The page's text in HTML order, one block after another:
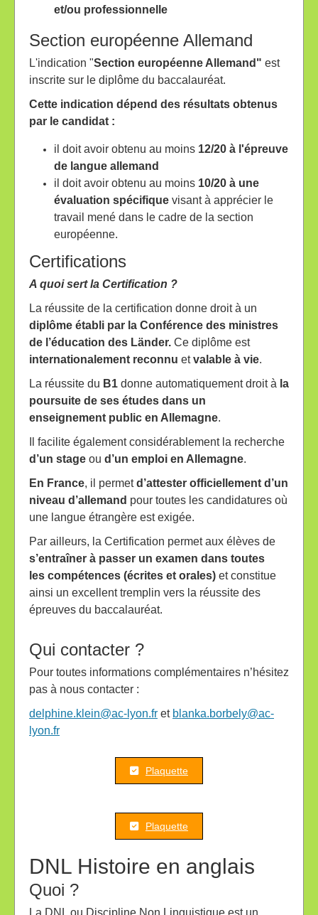
et/ou professionnelle
Section européenne Allemand
L'indication "Section européenne Allemand" est
inscrite sur le diplôme du baccalauréat.
Cette indication dépend des résultats obtenus
par le candidat :
il doit avoir obtenu au moins 12/20 à l'épreuve
de langue allemand
il doit avoir obtenu au moins 10/20 à une
évaluation spécifique visant à apprécier le
travail mené dans le cadre de la section
européenne.
Certifications
A quoi sert la Certification ?
La réussite de la certification donne droit à un
diplôme établi par la Conférence des ministres
de l’éducation des Länder. Ce diplôme est
internationalement reconnu etvalable à vie.
La réussite du B1 donne automatiquement droit à la
poursuite de ses études dans un
enseignement public en Allemagne.
Il facilite également considérablement la recherche
d’un stage ou d’un emploi en Allemagne.
En France, il permetd’attester officiellement d’un
niveau d’allemand pour toutes les candidatures où
une langue étrangère est exigée.
Par ailleurs, la Certification permet aux élèves de
s’entraîner à passer un examen dans toutes
les compétences (écrites et orales) et constitue
ainsi un excellent tremplin vers la réussite des
épreuves du baccalauréat.
Qui contacter ?
Pour toutes informations complémentaires n’hésitez
pas à nous contacter :
delphine.klein@ac-lyon.fr et blanka.borbely@ac-
lyon.fr
Plaquette
Plaquette
DNL Histoire en anglais
Quoi ?
La DNL ou Discipline Non Linguistique est un